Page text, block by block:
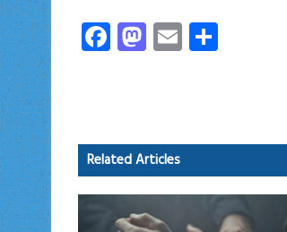
Fa
ce
ok
M
as
o
n
E
m
Related Articles